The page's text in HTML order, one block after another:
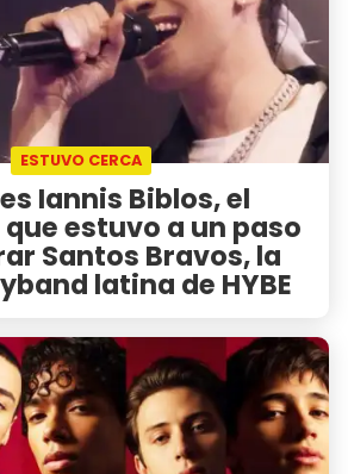
ESTUVO CERCA
Iannis Biblos, el
estuvo a un paso
Santos Bravos, la
latina de HYBE